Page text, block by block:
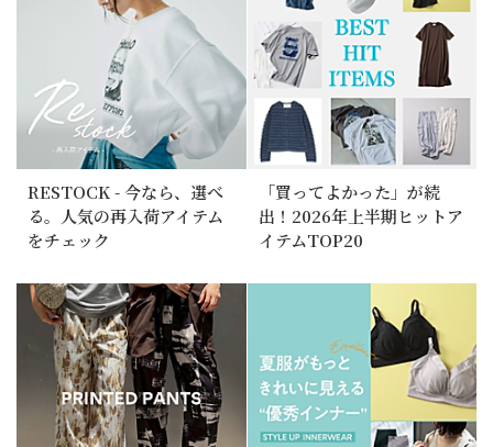
RESTOCK - 今なら、選べ
る。人気の再入荷アイテム
をチェック
「買ってよかった」が続
出！2026年上半期ヒットア
イテムTOP20